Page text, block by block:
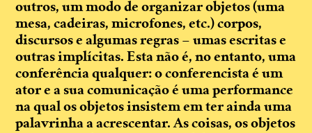
outros, um modo de organizar objetos (uma
mesa, cadeiras, microfones, etc.) corpos,
discursos e algumas regras – umas escritas e
outras implícitas. Esta não é, no entanto, uma
conferência qualquer: o conferencista é um
ator e a sua comunicação é uma performance
na qual os objetos insistem em ter ainda uma
palavrinha a acrescentar. As coisas, os objetos